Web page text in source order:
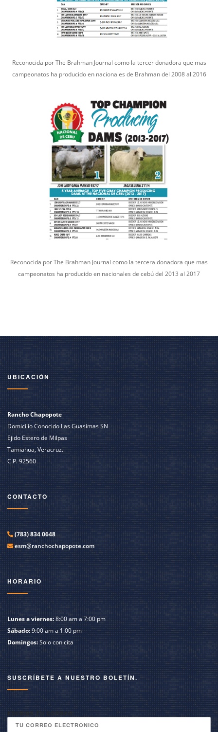
Reconocida por The Brahman Journal como la tercer donadora que mas
campeonatos ha producido en nacionales de Brahman del 2008 al 2016
Reconocida por The Brahman Journal como la tercera donadora que mas
campeonatos ha producido en nacionales de cebú del 2013 al 2017
UBICACIÓN
Rancho Chapopote
Domicilio Conocido Las Guasimas SN
Ejido Estero de Milpas
Tamiahua, Veracruz.
C.P. 92560
CONTACTO
(783) 834 0648
esm@ranchochapopote.com
HORARIO
Lunes a viernes:8:00 am a 7:00 pm
Sábado:9:00 am a 1:00 pm
Domingos:Solo con cita
SUSCRÍBETE A NUESTRO BOLETÍN.
ESCRIBE TU CORREO: